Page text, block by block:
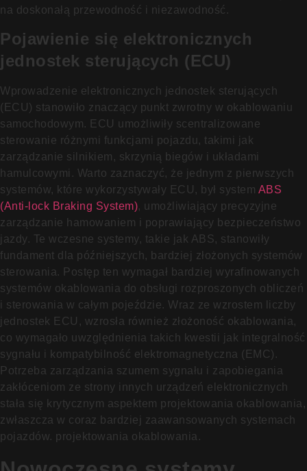
na doskonałą przewodność i niezawodność.
Pojawienie się elektronicznych
jednostek sterujących (ECU)
Wprowadzenie elektronicznych jednostek sterujących
(ECU) stanowiło znaczący punkt zwrotny w okablowaniu
samochodowym. ECU umożliwiły scentralizowane
sterowanie różnymi funkcjami pojazdu, takimi jak
zarządzanie silnikiem, skrzynią biegów i układami
hamulcowymi. Warto zaznaczyć, że jednym z pierwszych
systemów, które wykorzystywały ECU, był system ABS
(Anti-lock Braking System), umożliwiający precyzyjne
zarządzanie hamowaniem i poprawiający bezpieczeństwo
jazdy. Te wczesne systemy, takie jak ABS, stanowiły
fundament dla późniejszych, bardziej złożonych systemów
sterowania. Postęp ten wymagał bardziej wyrafinowanych
systemów okablowania do obsługi rozproszonych obliczeń
i sterowania w całym pojeździe. Wraz ze wzrostem liczby
jednostek ECU, wzrosła również złożoność okablowania,
co wymagało uwzględnienia takich kwestii jak integralność
sygnału i kompatybilność elektromagnetyczna (EMC).
Potrzeba zarządzania szumem sygnału i zapobiegania
zakłóceniom ze strony innych urządzeń elektronicznych
stała się krytycznym aspektem projektowania okablowania,
zwłaszcza w coraz bardziej zaawansowanych systemach
pojazdów. projektowania okablowania.